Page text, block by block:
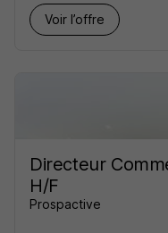
Voir l’offre
Directeur
H/F
Prospactive